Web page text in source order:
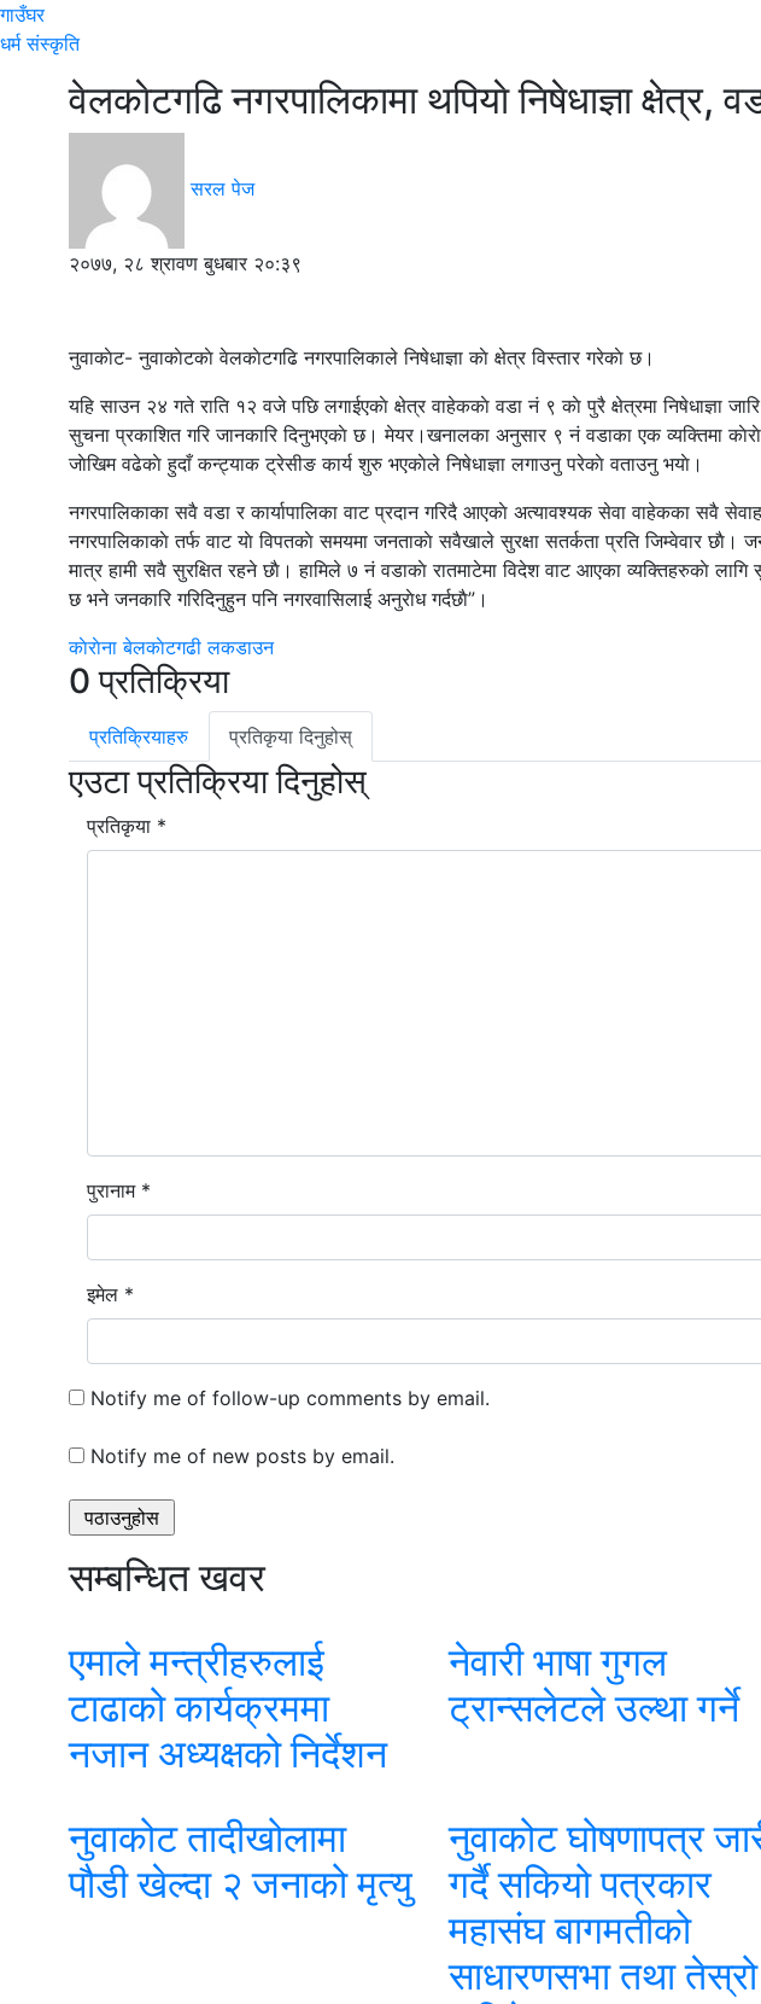
गाउँघर
धर्म संस्कृति
वेलकाेटगढि नगरपालिकामा थपियाे निषेधाज्ञा
सरल पेज
२०७७, २८ श्रावण बुधबार २०:३९
नुवाकाेट- नुवाकाेटकाे वेलकाेटगढि नगरपालिकाले निषेधाज्ञा काे क्षेत्र विस्तार गरेकाे छ।
यहि साउन २४ गते राति १२ वजे पछि लगाईएकाे क्षेत्र वाहेककाे वडा नं ९ काे पुरै क्षेत्रमा निषेधाज्ञा
सुचना प्रकाशित गरि जानकारि दिनुभएकाे छ। मेयर।खनालका अनुसार ९ नं वडाका एक व्यक्तिमा
जाेखिम वढेकाे हुदाँ कन्ट्याक ट्रेसीङ कार्य शुरु भएकाेले निषेधाज्ञा लगाउनु परेकाे वताउनु भयाे।
नगरपालिकाका सवै वडा र कार्यापालिका वाट प्रदान गरिदै आएकाे अत्यावश्यक सेवा वाहेकका सवै
नगरपालिकाकाे तर्फ वाट याे विपतकाे समयमा जनताकाे सवैखाले सुरक्षा सतर्कता प्रति जिम्वेवार छाै।
मात्र हामी सवै सुरक्षित रहने छाै। हामिले ७ नं वडाकाे रातमाटेमा विदेश वाट आएका व्यक्तिहरुकाे लागि
छ भने जनकारि गरिदिनुहुन पनि नगरवासिलाई अनुराेध गर्दछाै”।
काेराेनाबेलकाेटगढीलकडाउन
0 प्रतिक्रिया
प्रतिक्रियाहरु प्रतिकृया दिनुहोस्
एउटा प्रतिक्रिया दिनुहोस्
प्रतिकृया *
पुरानाम *
इमेल *
Notify me of follow-up comments by email.
Notify me of new posts by email.
सम्बन्धित खवर
एमाले मन्त्रीहरुलाई
टाढाको कार्यक्रममा
नजान अध्यक्षको निर्देशन
नेवारी भाषा गुगल
ट्रान्सलेटले उल्था गर्ने
नुवाकोट तादीखोलामा
पौडी खेल्दा २ जनाको मृत्यु
नुवाकोट घोषणापत्र
गर्दै सकियो पत्रकार
महासंघ बागमतीको
साधारणसभा तथा तेस्रो